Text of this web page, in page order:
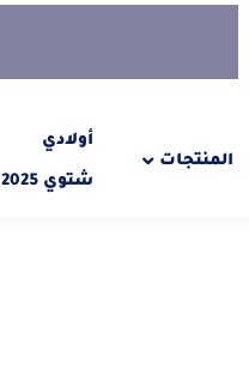
المنتجات
أولادي
شتوي 2025